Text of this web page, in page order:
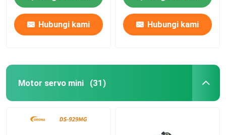
Hubungi kami Hubungi kami
Motor servo mini (31)